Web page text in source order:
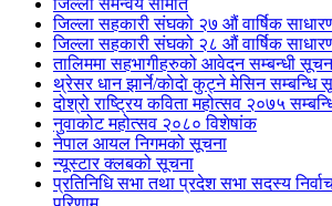
जिल्ला समन्वय समिति
जिल्ला सहकारी संघको २७ औं वार्षिक
जिल्ला सहकारी संघको २८ औं वार्षिक
तालिममा सहभागीहरुको आवेदन सम्बन्धी
थ्रेसर धान झार्ने/काेदाे कुट्ने मेसिन सम्बन्धि
दोश्रो राष्ट्रिय कविता महोत्सव २०७५
नुवाकोट महोत्सव २०८० विशेषांक
नेपाल आयल निगमको सूचना
न्यूस्टार क्लबको सूचना
प्रतिनिधि सभा तथा प्रदेश सभा सदस्य